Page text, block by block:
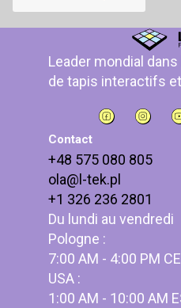
Leader mondial
de tapis interactifs
Contact
+48 575 080 805
ola@l-tek.pl
+1 326 236 2801
Du lundi au vendredi
Pologne :
7:00 AM - 4:00 PM
USA :
1:00 AM - 10:00 AM